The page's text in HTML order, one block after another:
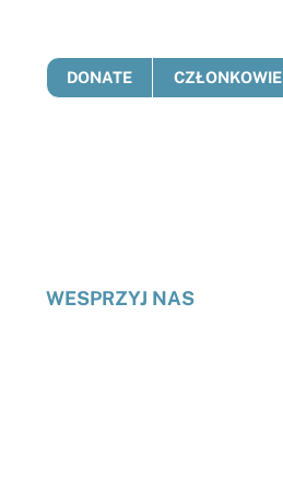
DONATE CZŁONKOWIE
stronieWESPRZYJ NAS